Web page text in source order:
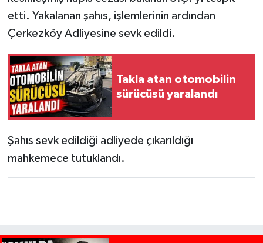
etti. Yakalanan şahıs, işlemlerinin ardından
Çerkezköy Adliyesine sevk edildi.
Takla atan otomobilin
sürücüsü yaralandı
Şahıs sevk edildiği adliyede çıkarıldığı
mahkemece tutuklandı.